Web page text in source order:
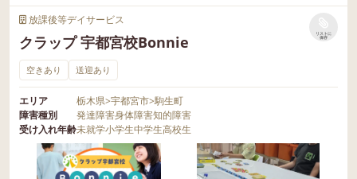
放課後等デイサービス
クラップ 宇都宮校Bonnie
リストに
保存
空きあり 送迎あり
エリア 栃木県>宇都宮市>駒生町
障害種別
発達障害身体障害知的障害
受け入れ年齢未就学小学生中学生高校生